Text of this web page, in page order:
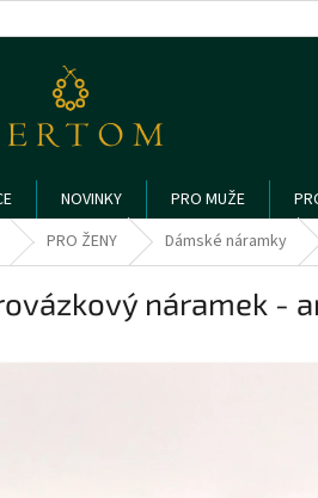
NOVINKY PRO MUŽE
Domů PRO ŽENY Dámské náramky
náramek -